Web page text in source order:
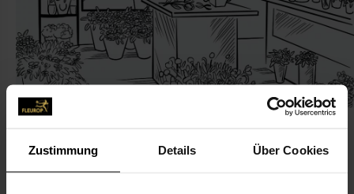
Zustimmung Details Über Cookies